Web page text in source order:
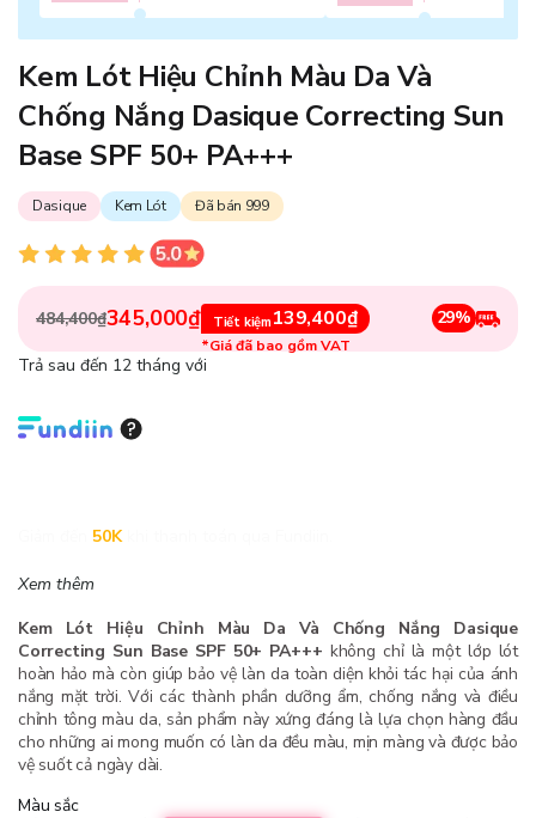
Kem Lót Hiệu Chỉnh Màu Da Và
Chống Nắng Dasique Correcting Sun
Base SPF 50+ PA+++
Dasique Kem Lót Đã bán 999
484,400₫345,000₫ Tiết kiệm139,400₫
*Giá đã bao gồm VAT
29%
Trả sau đến 12 tháng với
50K
Xem thêm
Kem Lót Hiệu Chỉnh Màu Da Và Chống Nắng Dasique
Correcting Sun Base SPF 50+ PA+++ không chỉ là một lớp lót
hoàn hảo mà còn giúp bảo vệ làn da toàn diện khỏi tác hại của ánh
nắng mặt trời. Với các thành phần dưỡng ẩm, chống nắng và điều
chỉnh tông màu da, sản phẩm này xứng đáng là lựa chọn hàng đầu
cho những ai mong muốn có làn da đều màu, mịn màng và được bảo
vệ suốt cả ngày dài.
Màu sắc